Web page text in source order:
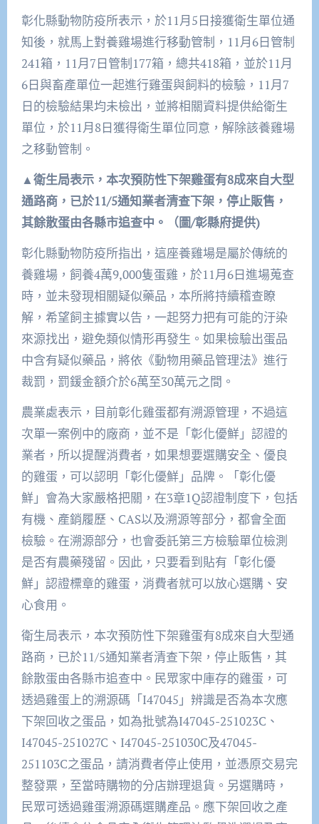
彰化縣動物防疫所表示，於11月5日接獲衛生單位通
知後，就馬上對養雞場進行移動管制，11月6日管制
241箱，11月7日管制177箱，總共418箱，並於11月
6日與畜產單位一起進行雞蛋與飼料的檢驗，11月7
日的檢驗結果均未檢出，並將相關資料提供給衛生
單位，於11月8日獲得衛生單位同意，解除該養雞場
之移動管制。
▲衛生局表示，本次預防性下架雞蛋有8成來自大型
通路商，已於11/5通知業者清查下架，停止販售，
其餘散蛋由各縣市追查中。（圖/彰縣府提供)
彰化縣動物防疫所指出，這座養雞場是屬於傳統的
養雞場，飼養4萬9,000隻蛋雞，於11月6日進場蒐查
時，並未發現相關疑似藥品，本所將持續稽查瞭
解，希望飼主據實以告，一起努力把有可能的汙染
來源找出，避免類似情形再發生。如果檢驗出蛋品
中含有疑似藥品，將依《動物用藥品管理法》進行
裁罰，罰鍰金額介於6萬至30萬元之間。
農業處表示，目前彰化雞蛋都有溯源管理，不過這
次單一案例中的廠商，並不是「彰化優鮮」認證的
業者，所以提醒消費者，如果想要選購安全、優良
的雞蛋，可以認明「彰化優鮮」品牌。「彰化優
鮮」會為大家嚴格把關，在3章1Q認證制度下，包括
有機、產銷履歷、CAS以及溯源等部分，都會全面
檢驗。在溯源部分，也會委託第三方檢驗單位檢測
是否有農藥殘留。因此，只要看到貼有「彰化優
鮮」認證標章的雞蛋，消費者就可以放心選購、安
心食用。
衛生局表示，本次預防性下架雞蛋有8成來自大型通
路商，已於11/5通知業者清查下架，停止販售，其
餘散蛋由各縣市追查中。民眾家中庫存的雞蛋，可
透過雞蛋上的溯源碼「I47045」辨識是否為本次應
下架回收之蛋品，如為批號為I47045-251023C、
I47045-251027C、I47045-251030C及47045-
251103C之蛋品，請消費者停止使用，並憑原交易完
整發票，至當時購物的分店辦理退貨。另選購時，
民眾可透過雞蛋溯源碼選購產品。應下架回收之產